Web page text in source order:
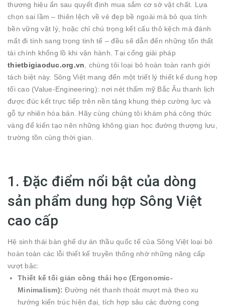
thương hiệu ẩn sau quyết định mua sắm cơ sở vật chất. Lựa
chọn sai lầm – thiên lệch về vẻ đẹp bề ngoài mà bỏ qua tính
bền vững vật lý, hoặc chỉ chú trọng kết cấu thô kệch mà đánh
mất đi tính sang trọng tinh tế – đều sẽ dẫn đến những tổn thất
tài chính khổng lồ khi vận hành. Tại cổng giải pháp
thietbigiaoduc.org.vn, chúng tôi loại bỏ hoàn toàn ranh giới
tách biệt này. Sông Việt mang đến một triết lý thiết kế dung hợp
tối cao (Value-Engineering): nơi nét thẩm mỹ Bắc Âu thanh lịch
được đúc kết trực tiếp trên nền tảng khung thép cường lực và
gỗ tự nhiên hóa bản. Hãy cùng chúng tôi khám phá công thức
vàng để kiến tạo nên những không gian học đường thượng lưu,
trường tồn cùng thời gian.
1. Đặc điểm nổi bật của dòng
sản phẩm dung hợp Sông Việt
cao cấp
Hệ sinh thái bàn ghế dự án thầu quốc tế của Sông Việt loại bỏ
hoàn toàn các lỗi thiết kế truyền thống nhờ những nâng cấp
vượt bậc:
Thiết kế tối giản công thái học (Ergonomic-
Minimalism): Đường nét thanh thoát mượt mà theo xu
hướng kiến trúc hiện đại, tích hợp sâu các đường cong